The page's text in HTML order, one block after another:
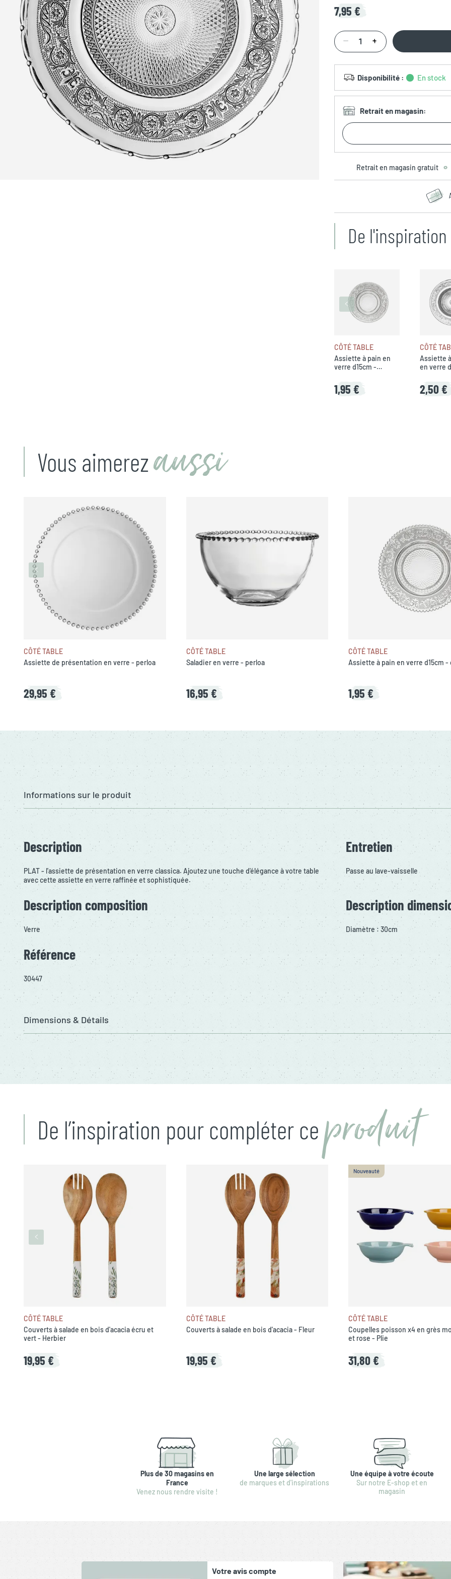
Zoomer sur l'image
7,95 €
Disponibilité : En stock
Retrait en magasin:
Retrait en magasin gratuit
De
CÔTÉ TABLE
Assiette à pain en
verre d15cm -
1,95 €
CÔTÉ
Assiette
en verre
2,50 €
Vous aimerez aussi
CÔTÉ TABLE
Assiette de présentation en verre - perloa
29,95 €
CÔTÉ TABLE
Saladier en verre - perloa
16,95 €
CÔTÉ TABLE
Assiette à pain en verre d15cm -
1,95 €
Informations sur le produit
Description
PLAT - l'assiette de présentation en verre classica. Ajoutez une touche d'élégance à votre table
avec cette assiette en verre raffinée et sophistiquée.
Entretien
Passe au lave-vaisselle
Description composition
Verre
Description
Diamètre : 30cm
Référence
30447
Dimensions & Détails
De l’inspiration pour compléter ce produit
CÔTÉ TABLE
Couverts à salade en bois d'acacia écru et
vert - Herbier
19,95 €
CÔTÉ TABLE
Couverts à salade en bois d'acacia - Fleur
19,95 €
Nouveauté
CÔTÉ TABLE
Coupelles poisson x4 en grès
et rose - Plie
31,80 €
Plus de 30 magasins en
France
Venez nous rendre visite !
Une large sélection
de marques et d'inspirations
Une équipe à votre écoute
Sur notre E-shop et en
magasin
Votre avis compte